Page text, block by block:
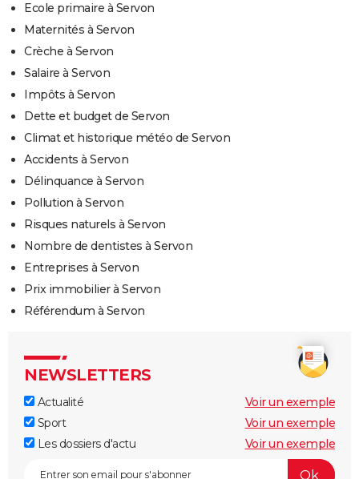
Ecole primaire à Servon
Maternités à Servon
Crèche à Servon
Salaire à Servon
Impôts à Servon
Dette et budget de Servon
Climat et historique météo de Servon
Accidents à Servon
Délinquance à Servon
Pollution à Servon
Risques naturels à Servon
Nombre de dentistes à Servon
Entreprises à Servon
Prix immobilier à Servon
Référendum à Servon
NEWSLETTERS
Actualité
Voir un exemple
Sport
Voir un exemple
Les dossiers d'actu
Voir un exemple